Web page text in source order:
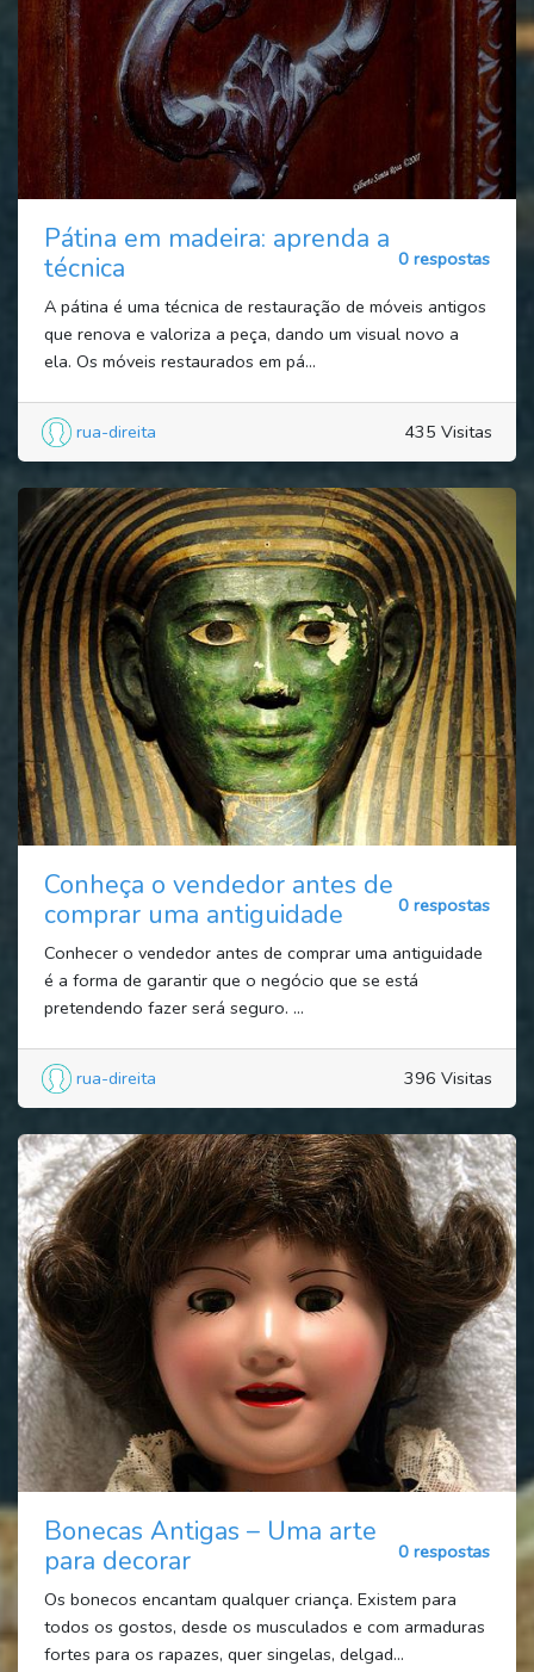
Pátina em madeira: aprenda a
técnica
0 respostas
A pátina é uma técnica de restauração de móveis antigos
que renova e valoriza a peça, dando um visual novo a
ela. Os móveis restaurados em pá...
rua-direita 435 Visitas
Conheça o vendedor antes de
comprar uma antiguidade
0 respostas
Conhecer o vendedor antes de comprar uma antiguidade
é a forma de garantir que o negócio que se está
pretendendo fazer será seguro. ...
rua-direita 396 Visitas
Bonecas Antigas – Uma arte
para decorar
0 respostas
Os bonecos encantam qualquer criança. Existem para
todos os gostos, desde os musculados e com armaduras
fortes para os rapazes, quer singelas, delgad...